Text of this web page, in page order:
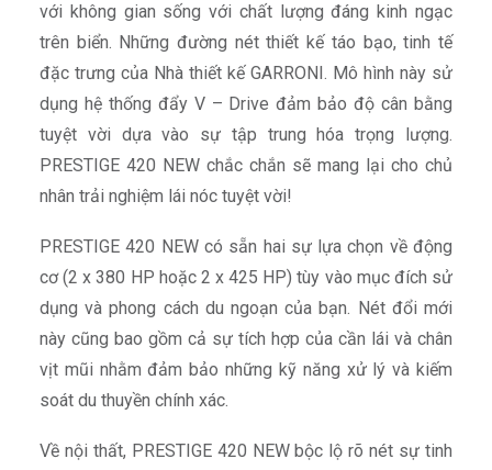
với không gian sống với chất lượng đáng kinh ngạc
trên biển. Những đường nét thiết kế táo bạo, tinh tế
đặc trưng của Nhà thiết kế GARRONI. Mô hình này sử
dụng hệ thống đẩy V – Drive đảm bảo độ cân bằng
tuyệt vời dựa vào sự tập trung hóa trọng lượng.
PRESTIGE 420 NEW chắc chắn sẽ mang lại cho chủ
nhân trải nghiệm lái nóc tuyệt vời!
PRESTIGE 420 NEW có sẵn hai sự lựa chọn về động
cơ (2 x 380 HP hoặc 2 x 425 HP) tùy vào mục đích sử
dụng và phong cách du ngoạn của bạn. Nét đổi mới
này cũng bao gồm cả sự tích hợp của cần lái và chân
vịt mũi nhằm đảm bảo những kỹ năng xử lý và kiếm
soát du thuyền chính xác.
Về nội thất, PRESTIGE 420 NEW bộc lộ rõ nét sự tinh